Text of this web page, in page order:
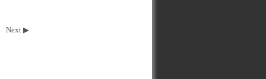
Next ▶